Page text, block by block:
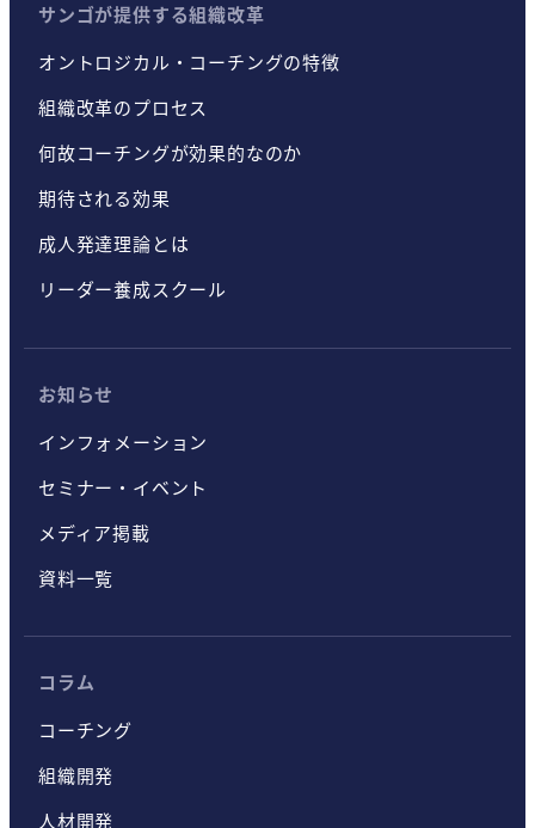
サンゴが提供する組織改革
オントロジカル・コーチングの特徴
組織改革のプロセス
何故コーチングが効果的なのか
期待される効果
成人発達理論とは
リーダー養成スクール
お知らせ
インフォメーション
セミナー・イベント
メディア掲載
資料一覧
コラム
コーチング
組織開発
人材開発